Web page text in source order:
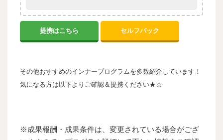
提携はこちら セルフバック
その他おすすめのインナープログラムを多数紹介しています！
気になる方は以下よりご確認＆提携ください★☆
※成果報酬・成果条件は、変更されている場合がござ